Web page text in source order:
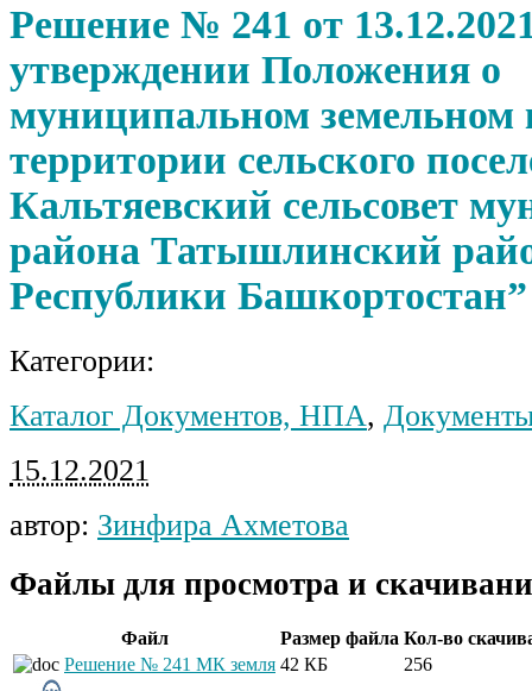
Решение № 241 от
утверждении Положения о
муниципальном земельном
территории сельского
Кальтяевский сельсовет
района Татышлинский
Республики Башкортостан”
Категории:
Каталог Документов, НПА,
15.12.2021
автор: Зинфира Ахметова
Файлы для просмотра и
Файл Размер файла Кол-во
Решение № 241 МК земля 42 КБ 256